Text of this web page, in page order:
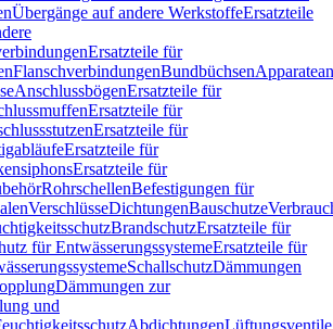
Übergänge auf andere WerkstoffeErsatzteile
Ersatzteile für
FlanschverbindungenBundbüchsen
AnschlussbögenErsatzteile für
Ersatzteile für
Ersatzteile für
Ersatzteile für
Ersatzteile für
RohrschellenBefestigungen für
VerschlüsseDichtungenBauschutze
BrandschutzErsatzteile für
für EntwässerungssystemeErsatzteile für
SchallschutzDämmungen
Dämmungen zur
und
AbdichtungenLüftungsventile